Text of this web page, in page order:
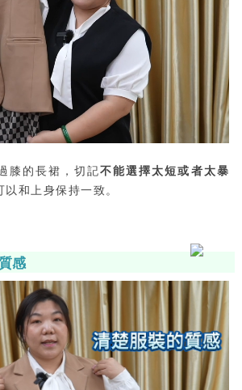
膝的長裙，切記不能選擇太短或者太暴
和上身保持一致。
感